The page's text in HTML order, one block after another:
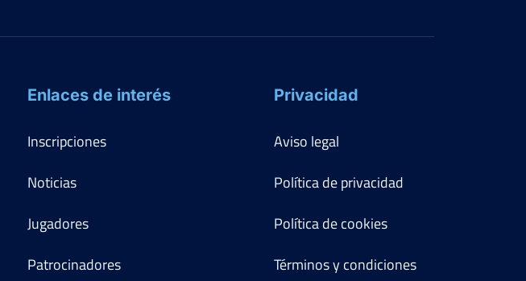
Enlaces de interés
Inscripciones
Noticias
Jugadores
Patrocinadores
Privacidad
Aviso legal
Política de privacidad
Política de cookies
Términos y condiciones